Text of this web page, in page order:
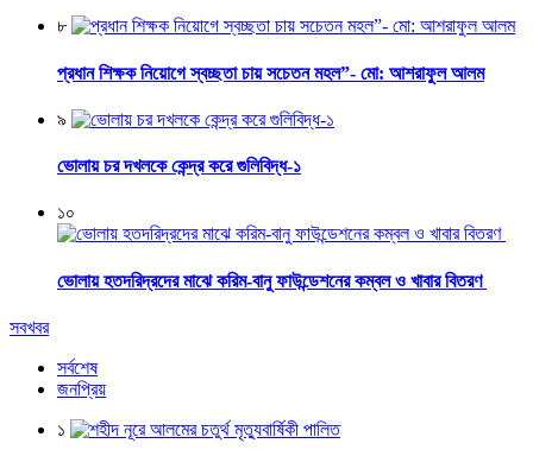
৮
প্রধান শিক্ষক নিয়োগে স্বচ্ছতা চায় সচেতন মহল”- মো: আশরাফুল আলম
৯
ভোলায় চর দখলকে কেন্দ্র করে গুলিবিদ্ধ-১
১০
ভোলায় হতদরিদ্রদের মাঝে করিম-বানু ফাউন্ডেশনের কম্বল ও খাবার বিতরণ
সবখবর
সর্বশেষ
জনপ্রিয়
১